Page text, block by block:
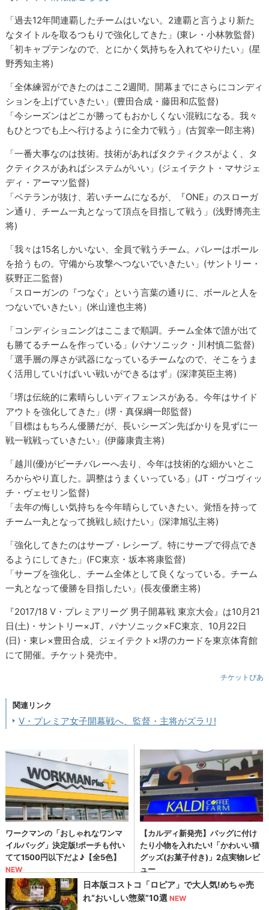
「過去12年間連覇したチームはいない。2連覇と言うより新た
なタイトルを取るつもりで強化してきた」(東レ・小林敦監督)
「初キャプテンなので、とにかく気持ちを入れてやりたい」(星
野秀知主将)
「全体練習ができたのはここ2週間。開幕までにさらにコンディ
ションを上げていきたい」(豊田合成・藤田和広監督)
「今シーズンはどこが勝ってもおかしくない混戦になる。我々
もひとつでも上へ行けるように全力で戦う」(古賀幸一郎主将)
「一番大事なのは技術。技術があればタクティクスがよく、タ
クティクスがあればシステムがいい」(ジェイテクト・マサジェ
ディ・アーマツ監督)
「ベテランが抜け、若いチームになるが、『ONE』のスローガ
ン通り、チーム一丸となって頂点を目指して戦う」(浅野博亮主
将)
「我々は15名しかいない、全員で戦うチーム。バレーはボール
を拾うもの。守備から攻撃へつないでいきたい」(サントリー・
荻野正二監督)
「スローガンの『つなぐ』という言葉の通りに、ボールと人を
つないでいきたい」(米山達也主将)
「コンディショニングはここまで順調。チーム全体で誰が出て
も勝てるチームを作っている」(パナソニック・川村慎二監督)
「選手層の厚さが武器になっているチームなので、そこをうま
く活用していけばいい戦いができるはず」(深津英臣主将)
「堺は伝統的に素晴らしいディフェンスがある。今年はサイド
アウトを強化してきた」(堺・真保綱一郎監督)
「目標はもちろん優勝だが、長いシーズン先ばかりを見ずに一
戦一戦戦っていきたい」(伊藤康貴主将)
「越川(優)がビーチバレーへ去り、今年は技術的な細かいとこ
ろからやり直した。調整はうまくいっている」(JT・ヴコヴィッ
チ・ヴェセリン監督)
「去年の悔しい気持ちを今年晴らしていきたい。覚悟を持って
チーム一丸となって挑戦し続けたい」(深津旭弘主将)
「強化してきたのはサーブ・レシーブ。特にサーブで得点でき
るようにしてきた」(FC東京・坂本将康監督)
「サーブを強化し、チーム全体として良くなっている。チーム
一丸となって優勝を目指したい」(長友優磨主将)
『2017/18 V・プレミアリーグ 男子開幕戦 東京大会』は10月21
日(土)・サントリー×JT、パナソニック×FC東京、10月22日
(日)・東レ×豊田合成、ジェイテクト×堺のカードを東京体育館
にて開催。チケット発売中。
チケットぴあ
関連リンク
V・プレミア女子開幕戦へ、監督・主将がズラリ!